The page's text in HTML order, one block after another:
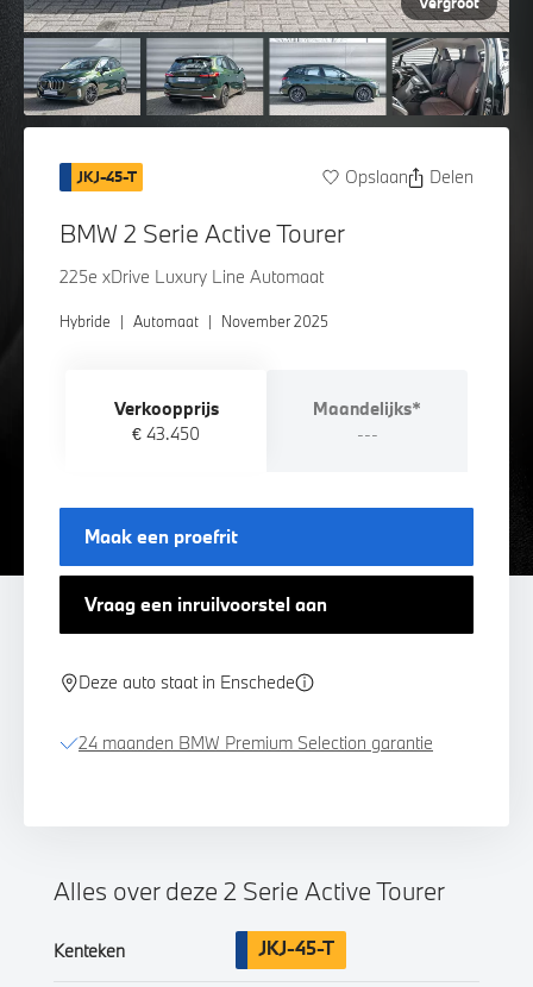
JKJ-45-T Opslaan Delen
BMW 2 Serie Active Tourer
225e xDrive Luxury Line Automaat
Hybride | Automaat | November 2025
Verkoopprijs
€ 43.450
Maandelijks*
---
Maak een proefrit
Vraag een inruilvoorstel aan
Deze auto staat in Enschede
24 maanden BMW Premium Selection garantie
Alles over deze 2 Serie Active Tourer
Kenteken JKJ-45-T